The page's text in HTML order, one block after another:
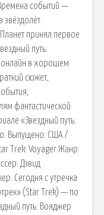
событий —
звёздолёт
принял первое
путь:
онлайн в хорошем
сюжет,
фантастической
«Звездный путь:
Выпущено: США /
Trek: Voyager Жанр:
Дэвид
Сегодня с утречка
(Star Trek) — по
путь: Вояджер